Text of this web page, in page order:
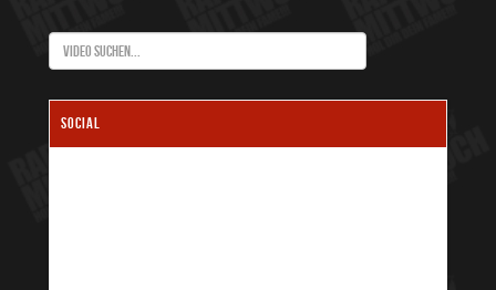
SOCIAL